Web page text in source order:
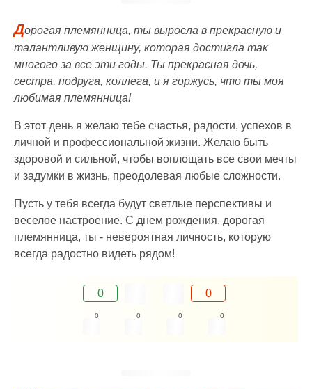
Дорогая племянница, ты выросла в прекрасную и
талантливую женщину, которая достигла так
многого за все эти годы. Ты прекрасная дочь,
сестра, подруга, коллега, и я горжусь, что ты моя
любимая племянница!
В этот день я желаю тебе счастья, радости, успехов в
личной и профессиональной жизни. Желаю быть
здоровой и сильной, чтобы воплощать все свои мечты
и задумки в жизнь, преодолевая любые сложности.
Пусть у тебя всегда будут светлые перспективы и
веселое настроение. С днем рождения, дорогая
племянница, ты - невероятная личность, которую
всегда радостно видеть рядом!
0 0
0 0 0 0